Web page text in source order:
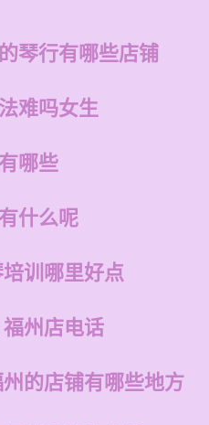
琴行有哪些店铺
难吗女生
哪些
什么呢
训哪里好点
州店电话
的店铺有哪些地方